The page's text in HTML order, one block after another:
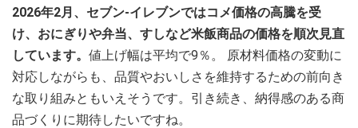
2026年2月、セブン-イレブンではコメ価格の高騰を受
け、おにぎりや弁当、すしなど米飯商品の価格を順次見直
しています。 値上げ幅は平均で9％。 原材料価格の変動に
対応しながらも、品質やおいしさを維持するための前向き
な取り組みともいえそうです。引き続き、納得感のある商
品づくりに期待したいですね。